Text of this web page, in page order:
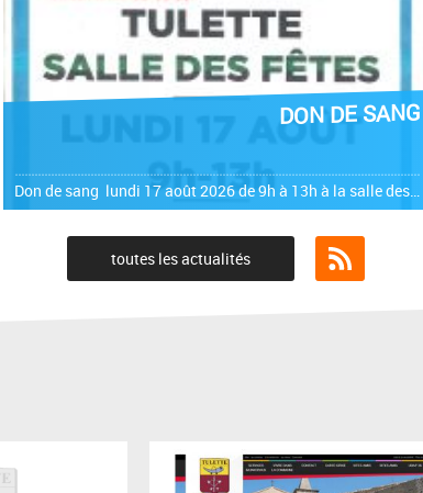
DON DE SANG
Don de sang lundi 17 août 2026 de 9h à 13h à la salle des fêtes
toutes les actualités